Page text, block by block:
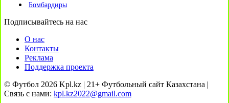
Бомбардиры
Подписывайтесь на нас
О нас
Контакты
Реклама
Поддержка проекта
© Футбол 2026 Kpl.kz | 21+ Футбольный сайт Казахстана |
Связь с нами: kpl.kz2022@gmail.com